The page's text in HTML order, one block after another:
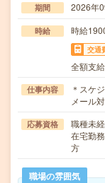
期間 2026年
時給 時給
交通
全額支給
仕事内容
＊スケ
メール
応募資格
職種未
在宅勤
方
職場の雰囲気